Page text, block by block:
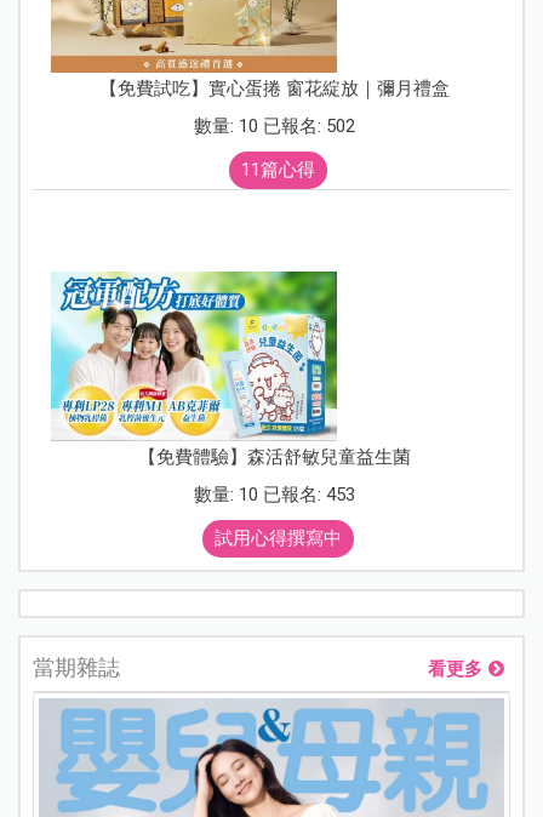
【免費試吃】實心蛋捲 窗花綻放｜彌月禮盒
數量: 10 已報名: 502
11篇心得
【免費體驗】森活舒敏兒童益生菌
數量: 10 已報名: 453
試用心得撰寫中
當期雜誌 看更多